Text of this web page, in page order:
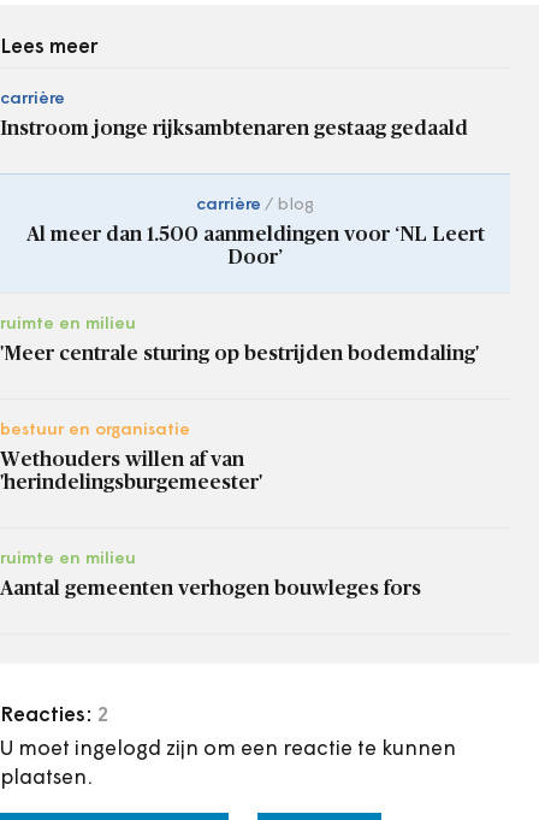
Lees meer
carrière
Instroom jonge rijksambtenaren gestaag gedaald
carrière blog
Al meer dan 1.500 aanmeldingen voor ‘NL Leert
Door’
ruimte en milieu
'Meer centrale sturing op bestrijden bodemdaling'
bestuur en organisatie
Wethouders willen af van
'herindelingsburgemeester'
ruimte en milieu
Aantal gemeenten verhogen bouwleges fors
Reacties: 2
U moet ingelogd zijn om een reactie te kunnen
plaatsen.